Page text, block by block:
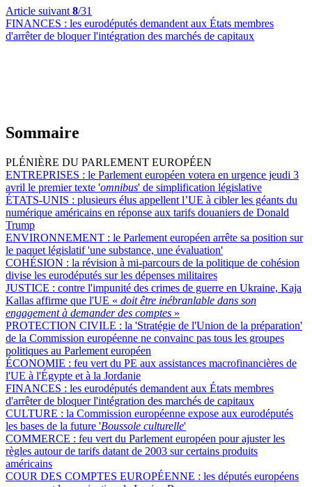
Article suivant 8/31
FINANCES : les eurodéputés demandent aux États membres
d'arrêter de bloquer l'intégration des marchés de capitaux
Sommaire
PLÉNIÈRE DU PARLEMENT EUROPÉEN
ENTREPRISES : le Parlement européen votera en urgence jeudi 3
avril le premier texte 'omnibus' de simplification législative
ÉTATS-UNIS : plusieurs élus appellent l’UE à cibler les géants du
numérique américains en réponse aux tarifs douaniers de Donald
Trump
ENVIRONNEMENT : le Parlement européen arrête sa position sur
le paquet législatif 'une substance, une évaluation'
COHÉSION : la révision à mi-parcours de la politique de cohésion
divise les eurodéputés sur les dépenses militaires
JUSTICE : contre l'impunité des crimes de guerre en Ukraine, Kaja
Kallas affirme que l'UE « doit être inébranlable dans son
engagement à demander des comptes »
PROTECTION CIVILE : la 'Stratégie de l'Union de la préparation'
de la Commission européenne ne convainc pas tous les groupes
politiques au Parlement européen
ÉCONOMIE : feu vert du PE aux assistances macrofinancières de
l'UE à l'Égypte et à la Jordanie
FINANCES : les eurodéputés demandent aux États membres
d'arrêter de bloquer l'intégration des marchés de capitaux
CULTURE : la Commission européenne expose aux eurodéputés
les bases de la future 'Boussole culturelle'
COMMERCE : feu vert du Parlement européen pour ajuster les
règles autour de tarifs datant de 2003 sur certains produits
américains
COUR DES COMPTES EUROPÉENNE : les députés européens